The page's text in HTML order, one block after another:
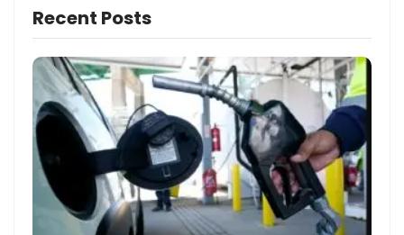
Recent Posts